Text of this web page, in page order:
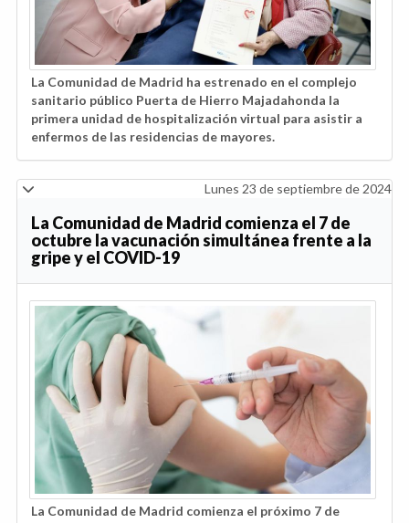
La Comunidad de Madrid ha estrenado en el complejo
sanitario público Puerta de Hierro Majadahonda la
primera unidad de hospitalización virtual para asistir a
enfermos de las residencias de mayores.
Lunes 23 de septiembre de 2024
La Comunidad de Madrid comienza el 7 de
octubre la vacunación simultánea frente a la
gripe y el COVID-19
La Comunidad de Madrid comienza el próximo 7 de